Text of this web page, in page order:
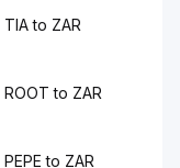
TIA to ZAR
ROOT to ZAR
PEPE to ZAR